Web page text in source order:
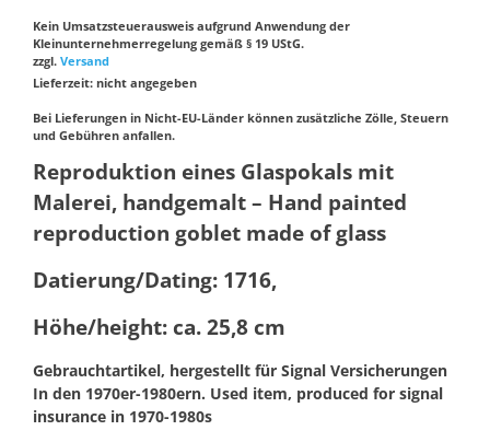
Kein Umsatzsteuerausweis aufgrund Anwendung der
Kleinunternehmerregelung gemäß § 19 UStG.
zzgl. Versand
Lieferzeit: nicht angegeben
Bei Lieferungen in Nicht-EU-Länder können zusätzliche Zölle, Steuern
und Gebühren anfallen.
Reproduktion eines Glaspokals mit
Malerei, handgemalt – Hand painted
reproduction goblet made of glass
Datierung/Dating: 1716,
Höhe/height: ca. 25,8 cm
Gebrauchtartikel, hergestellt für Signal Versicherungen
In den 1970er-1980ern. Used item, produced for signal
insurance in 1970-1980s